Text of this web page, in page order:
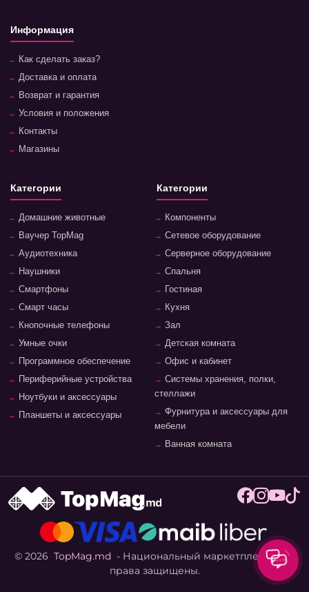
Информация
Как сделать заказ?
Доставка и оплата
Возврат и гарантия
Условия и положения
Контакты
Магазины
Категории
Домашние животные
Ваучер TopMag
Аудиотехника
Наушники
Смартфоны
Смарт часы
Кнопочные телефоны
Умные очки
Программное обеспечение
Периферийные устройства
Ноутбуки и аксессуары
Планшеты и аксессуары
Категории
Компоненты
Сетевое оборудование
Серверное оборудование
Спальня
Гостиная
Кухня
Зал
Детская комната
Офис и кабинет
Системы хранения, полки,
стеллажи
Фурнитура и аксессуары для
мебели
Ванная комната
© 2026 TopMag.md - Национальный маркетплейс. Все
права защищены.